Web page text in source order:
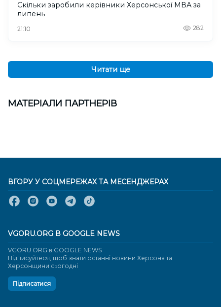
Скільки заробили керівники Херсонської МВА за
липень
21:10 282
Читати ще
МАТЕРІАЛИ ПАРТНЕРІВ
ВГОРУ У СОЦМЕРЕЖАХ ТА МЕСЕНДЖЕРАХ
VGORU.ORG В GOOGLE NEWS
VGORU.ORG в GOOGLE NEWS
Підписуйтеся, щоб знати останні новини Херсона та
Херсонщини сьогодні
Підписатися